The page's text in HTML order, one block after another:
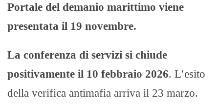
Portale del demanio marittimo viene
presentata il 19 novembre.
La conferenza di servizi si chiude
positivamente il 10 febbraio 2026. L’esito
della verifica antimafia arriva il 23 marzo.